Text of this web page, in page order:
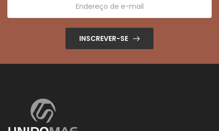
INSCREVER-SE